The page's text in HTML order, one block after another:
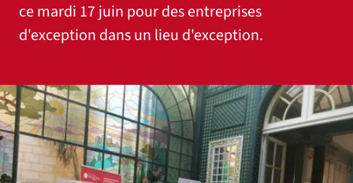
ce mardi 17 juin pour des entreprises
d'exception dans un lieu d'exception.
Agrandir